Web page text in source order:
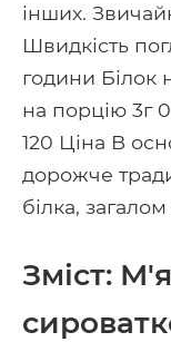
інших.
Швидкість
години Білок
на порцію 3г
120 Ціна В
дорожче
білка,
Зміст: